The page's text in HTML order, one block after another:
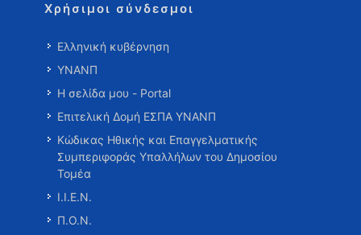
Χρήσιμοι σύνδεσμοι
Ελληνική κυβέρνηση
ΥΝΑΝΠ
Η σελίδα μου - Portal
Επιτελική Δομή ΕΣΠΑ ΥΝΑΝΠ
Κώδικας Ηθικής και Επαγγελματικής
Συμπεριφοράς Υπαλλήλων του Δημοσίου
Τομέα
Ι.Ι.Ε.Ν.
Π.Ο.Ν.